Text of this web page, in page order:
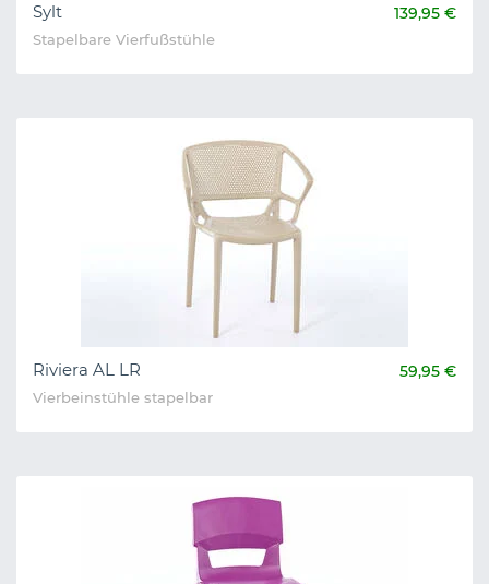
Sylt 139,95 €
Stapelbare Vierfußstühle
Riviera AL LR 59,95 €
Vierbeinstühle stapelbar